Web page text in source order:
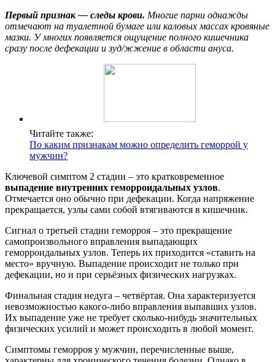
Первый признак — следы крови. Многие парни однажды
отмечают на туалетной бумаге или каловых массах кровяные
мазки. У многих появляется ощущение полного кишечника
сразу после дефекации и зуд/жжение в области ануса.
Читайте также:
По каким признакам можно определить геморрой у
мужчин?
Ключевой симптом 2 стадии – это кратковременное
выпадение внутренних геморроидальных узлов.
Отмечается оно обычно при дефекации. Когда напряжение
прекращается, узлы сами собой втягиваются в кишечник.
Сигнал о третьей стадии геморроя – это прекращение
самопроизвольного вправления выпадающих
геморроидальных узлов. Теперь их приходится «ставить на
место» вручную. Выпадение происходит не только при
дефекации, но и при серьёзных физических нагрузках.
Финальная стадия недуга – четвёртая. Она характеризуется
невозможностью какого-либо вправления выпавших узлов.
Их выпадение уже не требует сколько-нибудь значительных
физических усилий и может происходить в любой момент.
Симптомы геморроя у мужчин, перечисленные выше,